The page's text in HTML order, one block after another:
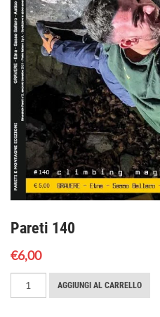
Pareti 140
€6,00
Pareti
140
AGGIUNGI AL CARRELLO